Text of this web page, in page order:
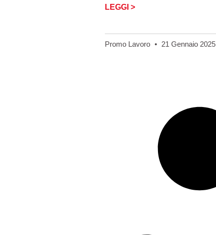
LEGGI >
Promo Lavoro 21 Gennaio 2025